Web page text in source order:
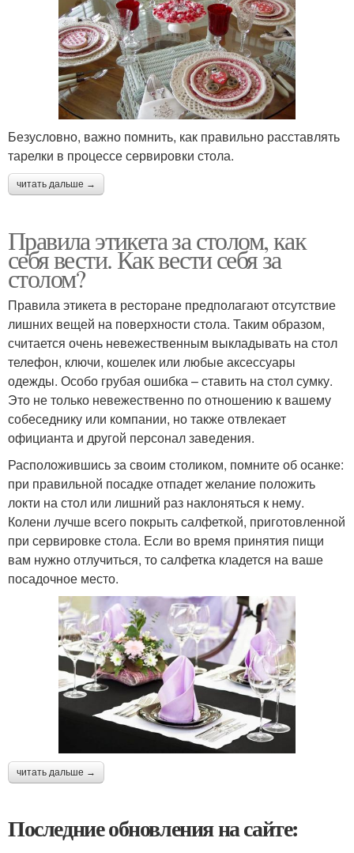
Безусловно, важно помнить, как правильно расставлять
тарелки в процессе сервировки стола.
читать дальше →
Правила этикета за столом, как
себя вести. Как вести себя за
столом?
Правила этикета в ресторане предполагают отсутствие
лишних вещей на поверхности стола. Таким образом,
считается очень невежественным выкладывать на стол
телефон, ключи, кошелек или любые аксессуары
одежды. Особо грубая ошибка – ставить на стол сумку.
Это не только невежественно по отношению к вашему
собеседнику или компании, но также отвлекает
официанта и другой персонал заведения.
Расположившись за своим столиком, помните об осанке:
при правильной посадке отпадет желание положить
локти на стол или лишний раз наклоняться к нему.
Колени лучше всего покрыть салфеткой, приготовленной
при сервировке стола. Если во время принятия пищи
вам нужно отлучиться, то салфетка кладется на ваше
посадочное место.
читать дальше →
Последние обновления на сайте: